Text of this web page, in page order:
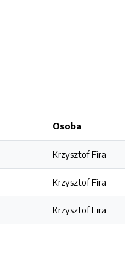
Osoba
Krzysztof Fira
Krzysztof Fira
Krzysztof Fira